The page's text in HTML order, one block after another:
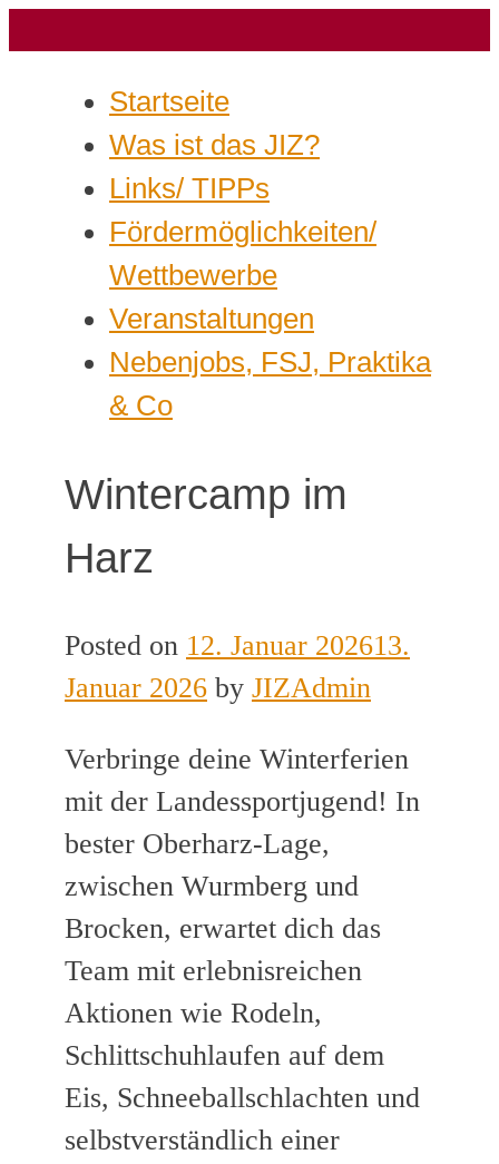
Startseite
Was ist das JIZ?
Links/ TIPPs
Fördermöglichkeiten/
Wettbewerbe
Veranstaltungen
Nebenjobs, FSJ, Praktika
& Co
Wintercamp im
Harz
Posted on 12. Januar 202613.
Januar 2026 by JIZAdmin
Verbringe deine Winterferien
mit der Landessportjugend! In
bester Oberharz-Lage,
zwischen Wurmberg und
Brocken, erwartet dich das
Team mit erlebnisreichen
Aktionen wie Rodeln,
Schlittschuhlaufen auf dem
Eis, Schneeballschlachten und
selbstverständlich einer